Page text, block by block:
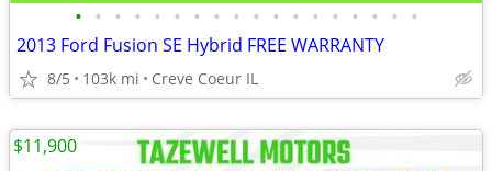
• • • • • • • • • • • • • • • • • •
2013 Ford Fusion SE Hybrid FREE WARRANTY
8/5 103k mi Creve Coeur IL
$11,900